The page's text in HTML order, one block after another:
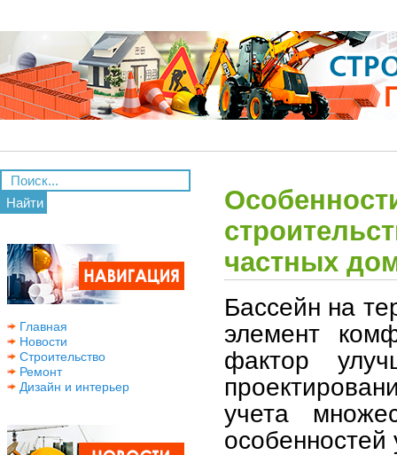
Найти
Главная
Новости
Строительство
Ремонт
Дизайн и интерьер
частных
Бассейн на
элемент
фактор
учета
особенностей